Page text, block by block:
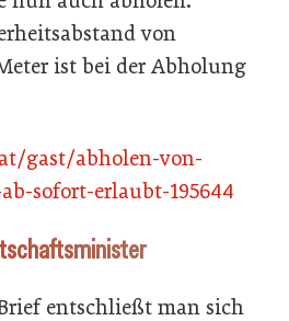
von
ist bei der Abholung
gast/abholen-von-
sofort-erlaubt-195644
entschließt man sich